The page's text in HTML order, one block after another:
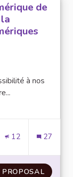
de
à nos
12 27
LA